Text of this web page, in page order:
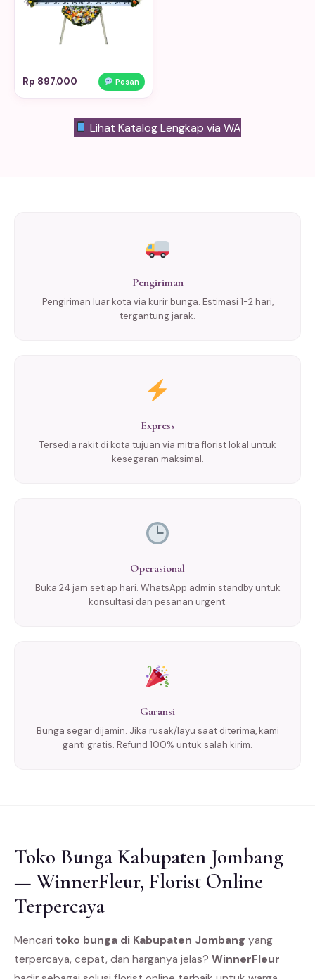
Rp 897.000 Pesan
Lihat Katalog Lengkap via WA
Pengiriman
Pengiriman luar kota via kurir bunga. Estimasi 1-2 hari,
tergantung jarak.
Express
Tersedia rakit di kota tujuan via mitra florist lokal untuk
kesegaran maksimal.
Operasional
Buka 24 jam setiap hari. WhatsApp admin standby untuk
konsultasi dan pesanan urgent.
Garansi
Bunga segar dijamin. Jika rusak/layu saat diterima, kami
ganti gratis. Refund 100% untuk salah kirim.
Toko Bunga Kabupaten Jombang
— WinnerFleur, Florist Online
Terpercaya
Mencari toko bunga di Kabupaten Jombang yang
terpercaya, cepat, dan harganya jelas? WinnerFleur